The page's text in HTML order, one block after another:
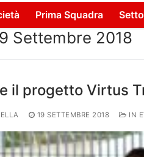
Prima Squadra
Settembre 2018
il progetto Virtus
19 SETTEMBRE 2018 IN